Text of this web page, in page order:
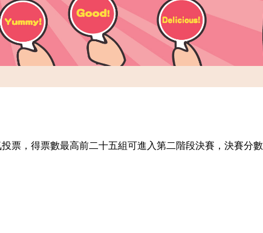
票，得票數最高前二十五組可進入第二階段決賽，決賽分數